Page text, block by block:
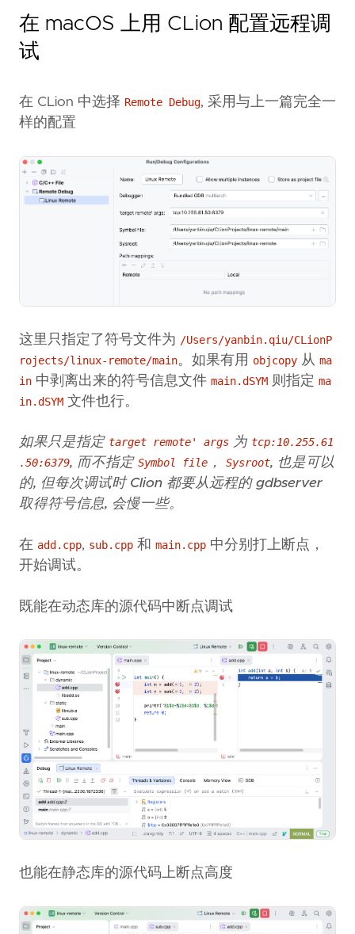
在 macOS 上用 CLion 配置远程调
试
在 CLion 中选择 Remote Debug, 采用与上一篇完全一
样的配置
这里只指定了符号文件为 /Users/yanbin.qiu/CLionP
rojects/linux-remote/main。如果有用 objcopy 从 ma
in 中剥离出来的符号信息文件 main.dSYM 则指定 ma
in.dSYM 文件也行。
如果只是指定 target remote' args 为 tcp:10.255.61
.50:6379, 而不指定 Symbol file ， Sysroot, 也是可以
的, 但每次调试时 Clion 都要从远程的 gdbserver
取得符号信息, 会慢一些。
在 add.cpp, sub.cpp 和 main.cpp 中分别打上断点，
开始调试。
既能在动态库的源代码中断点调试
也能在静态库的源代码上断点高度